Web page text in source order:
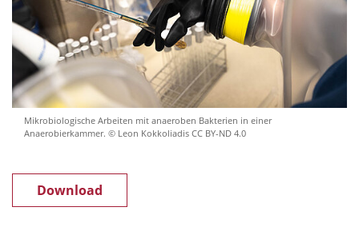
Mikrobiologische Arbeiten mit anaeroben Bakterien in einer
Anaerobierkammer. © Leon Kokkoliadis CC BY-ND 4.0
Download